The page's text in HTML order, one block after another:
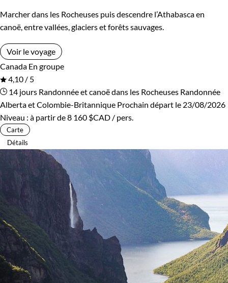
Marcher dans les Rocheuses puis descendre l’Athabasca en
canoë, entre vallées, glaciers et forêts sauvages.
Voir le voyage
Canada En groupe
4,10 / 5
14 jours Randonnée et canoë dans les Rocheuses Randonnée
Alberta et Colombie-Britannique Prochain départ le 23/08/2026
Niveau : à partir de8 160 $CAD / pers.
Carte
Détails